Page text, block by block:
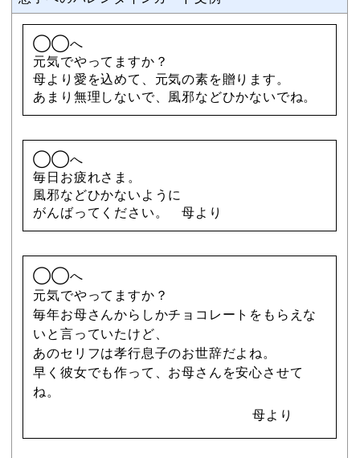
◯◯へ
元気でやってますか？
母より愛を込めて、元気の素を贈ります。
あまり無理しないで、風邪などひかないでね。
◯◯へ
毎日お疲れさま。
風邪などひかないように
がんばってください。 母より
◯◯へ
元気でやってますか？
毎年お母さんからしかチョコレートをもらえな
いと言っていたけど、
あのセリフは孝行息子のお世辞だよね。
早く彼女でも作って、お母さんを安心させて
ね。
母より